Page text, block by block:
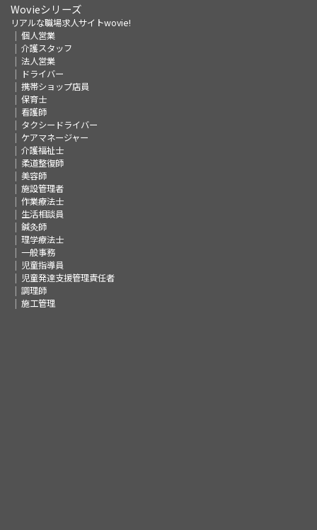
Wovieシリーズ
リアルな職場求人サイトwovie!
個人営業
介護スタッフ
法人営業
ドライバー
携帯ショップ店員
保育士
看護師
タクシードライバー
ケアマネージャー
介護福祉士
柔道整復師
美容師
施設管理者
作業療法士
生活相談員
鍼灸師
理学療法士
一般事務
児童指導員
児童発達支援管理責任者
調理師
施工管理